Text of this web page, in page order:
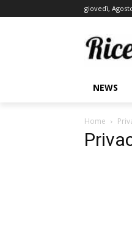
giovedì,
NEWS
Home